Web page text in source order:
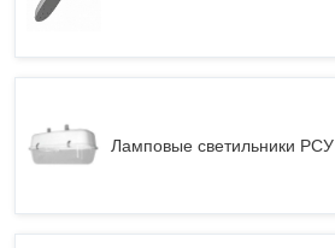
Ламповые светильники РСУ